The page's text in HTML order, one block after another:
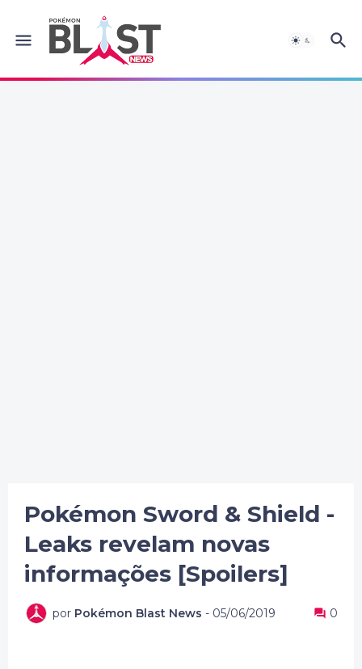
Pokémon Sword & Shield -
Leaks revelam novas
informações [Spoilers]
por Pokémon Blast News - 05/06/2019 0